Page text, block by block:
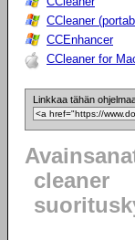
CCleaner
CCEnhancer
CCleaner for
Linkkaa tähän
cleaner